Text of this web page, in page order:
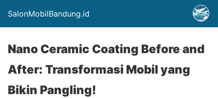
SalonMobilBandung.id
Nano Ceramic Coating Before and
After: Transformasi Mobil yang
Bikin Pangling!